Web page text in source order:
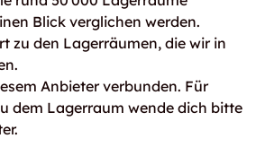
Blick verglichen werden.
zu den Lagerräumen, die wir in
Anbieter verbunden. Für
dem Lagerraum wende dich bitte